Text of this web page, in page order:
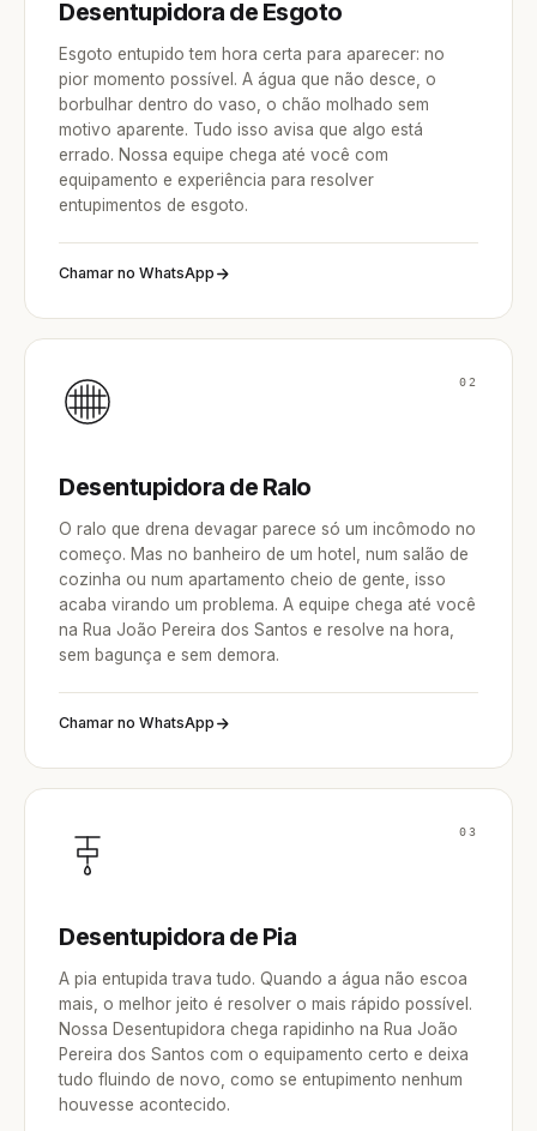
Desentupidora de Esgoto
Esgoto entupido tem hora certa para aparecer: no
pior momento possível. A água que não desce, o
borbulhar dentro do vaso, o chão molhado sem
motivo aparente. Tudo isso avisa que algo está
errado. Nossa equipe chega até você com
equipamento e experiência para resolver
entupimentos de esgoto.
Chamar no WhatsApp
02
Desentupidora de Ralo
O ralo que drena devagar parece só um incômodo no
começo. Mas no banheiro de um hotel, num salão de
cozinha ou num apartamento cheio de gente, isso
acaba virando um problema. A equipe chega até você
na Rua João Pereira dos Santos e resolve na hora,
sem bagunça e sem demora.
Chamar no WhatsApp
03
Desentupidora de Pia
A pia entupida trava tudo. Quando a água não escoa
mais, o melhor jeito é resolver o mais rápido possível.
Nossa Desentupidora chega rapidinho na Rua João
Pereira dos Santos com o equipamento certo e deixa
tudo fluindo de novo, como se entupimento nenhum
houvesse acontecido.